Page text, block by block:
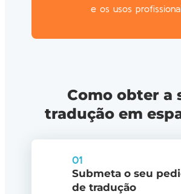
e os usos
Como obter a
tradução em
01
Submeta o seu
de tradução